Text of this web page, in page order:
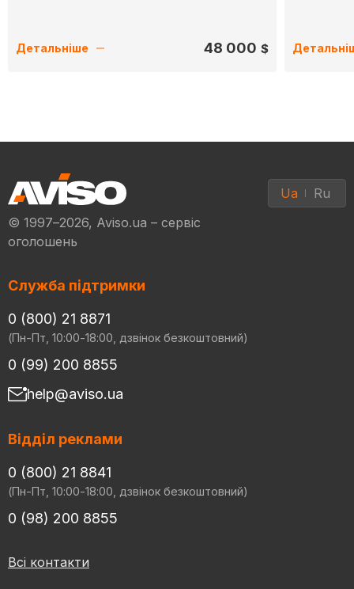
Детальніше 48 000 $
© 1997–2026, Aviso.ua – сервіс
оголошень
Ua Ru
Служба підтримки
0 (800) 21 8871
(Пн-Пт, 10:00-18:00, дзвінок безкоштовний)
0 (99) 200 8855
help@aviso.ua
Відділ реклами
0 (800) 21 8841
(Пн-Пт, 10:00-18:00, дзвінок безкоштовний)
0 (98) 200 8855
Всі контакти